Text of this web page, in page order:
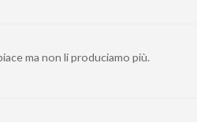
ma non li produciamo più.